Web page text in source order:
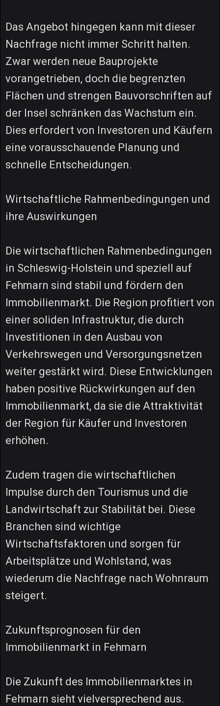
Das Angebot hingegen kann mit dieser
Nachfrage nicht immer Schritt halten.
Zwar werden neue Bauprojekte
vorangetrieben, doch die begrenzten
Flächen und strengen Bauvorschriften auf
der Insel schränken das Wachstum ein.
Dies erfordert von Investoren und Käufern
eine vorausschauende Planung und
schnelle Entscheidungen.
Wirtschaftliche Rahmenbedingungen und
ihre Auswirkungen
Die wirtschaftlichen Rahmenbedingungen
in Schleswig-Holstein und speziell auf
Fehmarn sind stabil und fördern den
Immobilienmarkt. Die Region profitiert von
einer soliden Infrastruktur, die durch
Investitionen in den Ausbau von
Verkehrswegen und Versorgungsnetzen
weiter gestärkt wird. Diese Entwicklungen
haben positive Rückwirkungen auf den
Immobilienmarkt, da sie die Attraktivität
der Region für Käufer und Investoren
erhöhen.
Zudem tragen die wirtschaftlichen
Impulse durch den Tourismus und die
Landwirtschaft zur Stabilität bei. Diese
Branchen sind wichtige
Wirtschaftsfaktoren und sorgen für
Arbeitsplätze und Wohlstand, was
wiederum die Nachfrage nach Wohnraum
steigert.
Zukunftsprognosen für den
Immobilienmarkt in Fehmarn
Die Zukunft des Immobilienmarktes in
Fehmarn sieht vielversprechend aus.